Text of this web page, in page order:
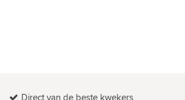
Direct van de beste kwekers